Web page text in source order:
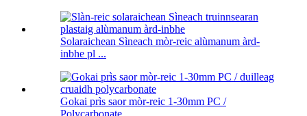
Solaraichean Sìneach mòr-reic alùmanum àrd-
inbhe pl ...
Gokai prìs saor mòr-reic 1-30mm PC /